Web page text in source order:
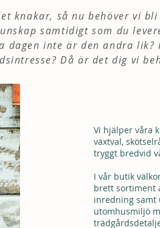
knakar, så nu behöver vi
samtidigt som du
dagen inte är den andra lik?
Då är det dig vi
Vi hjälper våra
växtval,
tryggt bredvid
I vår butik
brett sortiment
inredning samt
utomhusmiljö